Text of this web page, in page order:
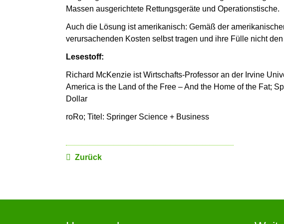
Massen ausgerichtete Rettungsgeräte und Operationstische.
Auch die Lösung ist amerikanisch: Gemäß der
verursachenden Kosten selbst tragen und ihre Fülle nicht
Lesestoff:
Richard McKenzie ist Wirtschafts-Professor an der Irvine
America is the Land of the Free – And the Home of the Fat;
Dollar
roRo; Titel: Springer Science + Business
Zurück